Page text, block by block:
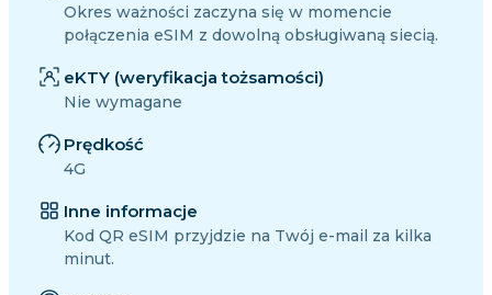
Okres ważności zaczyna się w momencie
połączenia eSIM z dowolną obsługiwaną siecią.
eKTY (weryfikacja tożsamości)
Nie wymagane
Prędkość
4G
Inne informacje
Kod QR eSIM przyjdzie na Twój e-mail za kilka
minut.